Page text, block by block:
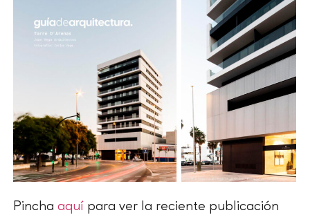
Pincha aquí para ver la reciente publicación